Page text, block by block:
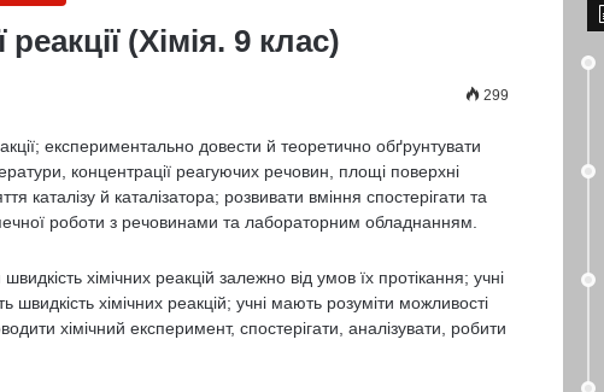
(Хімія. 9 клас)
299
експериментально довести й теоретично обґрунтувати
концентрації реагуючих речовин, площі поверхні
каталізу й каталізатора; розвивати вміння спостерігати та
роботи з речовинами та лабораторним обладнанням.
хімічних реакцій залежно від умов їх протікання; учні
хімічних реакцій; учні мають розуміти можливості
хімічний експеримент, спостерігати, аналізувати, робити